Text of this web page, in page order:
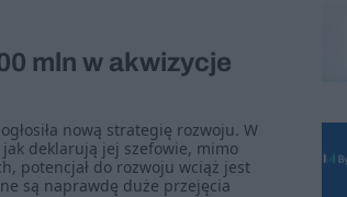
mln w akwizycje
nową strategię rozwoju. W
deklarują jej szefowie, mimo
potencjał do rozwoju wciąż jest
są naprawdę duże przejęcia